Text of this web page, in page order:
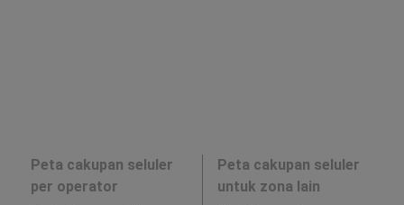
Peta cakupan seluler
per operator
Peta cakupan seluler
untuk zona lain